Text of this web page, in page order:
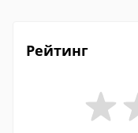
Рейтинг